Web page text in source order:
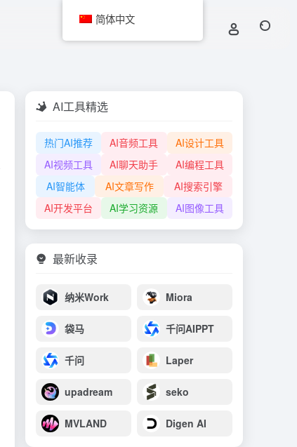
AI工具精选
热门AI推荐 AI音频工具
AI设计工具
AI视频工具
AI聊天助手
AI编程工具
AI智能体
AI文章写作
AI搜索引擎
AI开发平台
AI学习资源 AI图像工具
最新收录
纳米Work Miora
袋马 千问AIPPT
千问 Laper
upadream seko
MVLAND Digen AI
简体中文